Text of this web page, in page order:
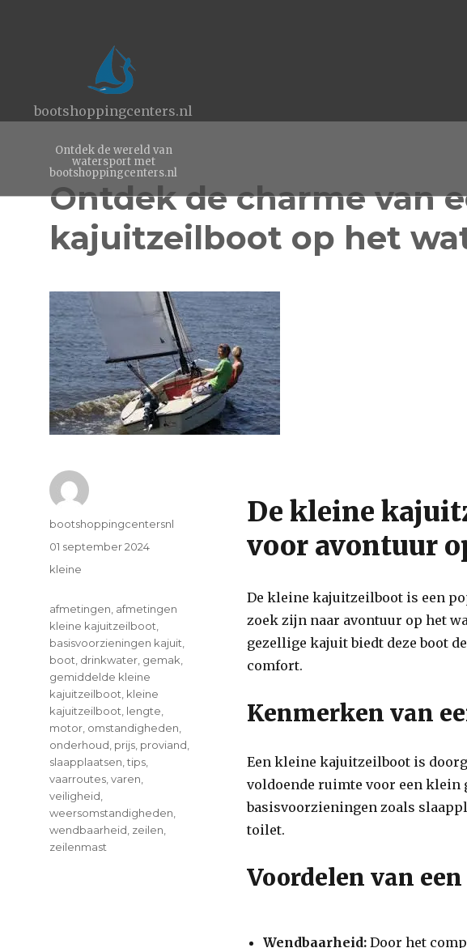
bootshoppingcenters.nl
Ontdek de wereld van
watersport met
bootshoppingcenters.nl
Ontdek de charme van
kajuitzeilboot op het
De kleine
voor avontuur
De kleine kajuitzeilboot is een
zoek zijn naar avontuur op het
gezellige kajuit biedt deze boot
comfort.
Kenmerken van
Een kleine kajuitzeilboot is
voldoende ruimte voor een klein
basisvoorzieningen zoals
toilet.
Voordelen van
Wendbaarheid: Door het
Author
bootshoppingcentersnl
Posted
on
01 september 2024
Categories
kleine
Tags
afmetingen afmetingen
kleine kajuitzeilboot
basisvoorzieningen kajuit
boot drinkwater gemak
gemiddelde kleine
kajuitzeilboot kleine
kajuitzeilboot lengte
motor omstandigheden
onderhoud prijs proviand
slaapplaatsen ,tips
vaarroutes ,varen
veiligheid
weersomstandigheden
wendbaarheid zeilen
zeilenmast